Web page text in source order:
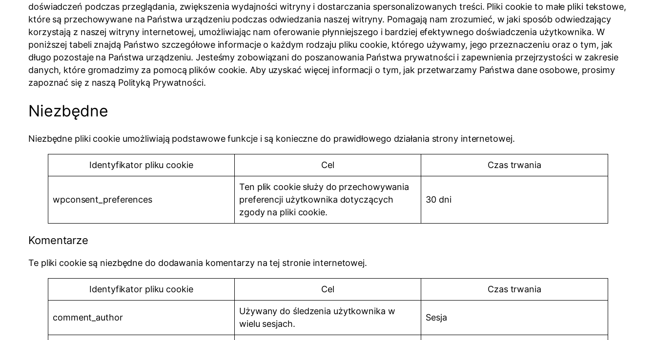
doświadczeń podczas przeglądania, zwiększenia wydajności witryny i dostarczania spersonalizowanych treści. Pliki cookie to małe pliki tekstowe,
które są przechowywane na Państwa urządzeniu podczas odwiedzania naszej witryny. Pomagają nam zrozumieć, w jaki sposób odwiedzający
korzystają z naszej witryny internetowej, umożliwiając nam oferowanie płynniejszego i bardziej efektywnego doświadczenia użytkownika. W
poniższej tabeli znajdą Państwo szczegółowe informacje o każdym rodzaju pliku cookie, którego używamy, jego przeznaczeniu oraz o tym, jak
długo pozostaje na Państwa urządzeniu. Jesteśmy zobowiązani do poszanowania Państwa prywatności i zapewnienia przejrzystości w zakresie
danych, które gromadzimy za pomocą plików cookie. Aby uzyskać więcej informacji o tym, jak przetwarzamy Państwa dane osobowe, prosimy
zapoznać się z naszą Polityką Prywatności.
Niezbędne
Niezbędne pliki cookie umożliwiają podstawowe funkcje i są konieczne do prawidłowego działania strony internetowej.
Identyfikator pliku cookie Cel Czas trwania
wpconsent_preferences
Ten plik cookie służy do przechowywania
preferencji użytkownika dotyczących
zgody na pliki cookie.
30 dni
Komentarze
Te pliki cookie są niezbędne do dodawania komentarzy na tej stronie internetowej.
Identyfikator pliku cookie Cel Czas trwania
comment_author
Używany do śledzenia użytkownika w
wielu sesjach.
Sesja